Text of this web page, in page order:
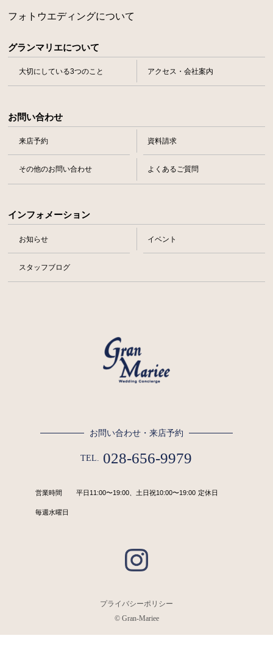
フォトウエディングについて
グランマリエについて
大切にしている3つのこと アクセス・会社案内
お問い合わせ
来店予約 資料請求
その他のお問い合わせ よくあるご質問
インフォメーション
お知らせ イベント
スタッフブログ
お問い合わせ・来店予約
TEL. 028-656-9979
営業時間 平日11:00〜19:00、土日祝10:00〜19:00 定休日
毎週水曜日
プライバシーポリシー
© Gran-Mariee